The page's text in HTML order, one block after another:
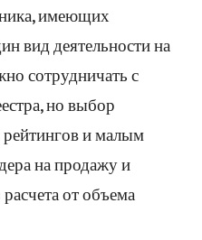
имеющих
вид деятельности на
сотрудничать с
но выбор
рейтингов и малым
на продажу и
от объема